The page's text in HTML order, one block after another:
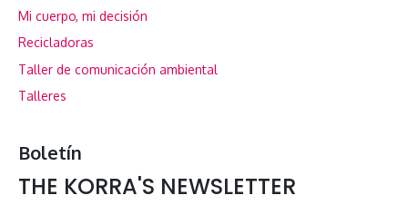
Mi cuerpo, mi decisión
Recicladoras
Taller de comunicación ambiental
Talleres
Boletín
THE KORRA'S NEWSLETTER